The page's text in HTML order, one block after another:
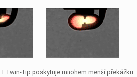
Twin-Tip poskytuje mnohem menší překážku